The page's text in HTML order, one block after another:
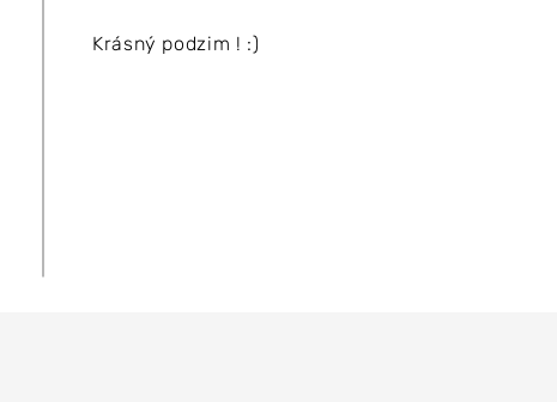
Krásný podzim ! :)